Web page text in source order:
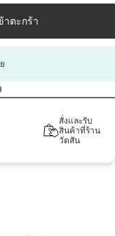
าตะกร้า
สั่งและรับ
สินค้าที่ร้าน
วัตสัน